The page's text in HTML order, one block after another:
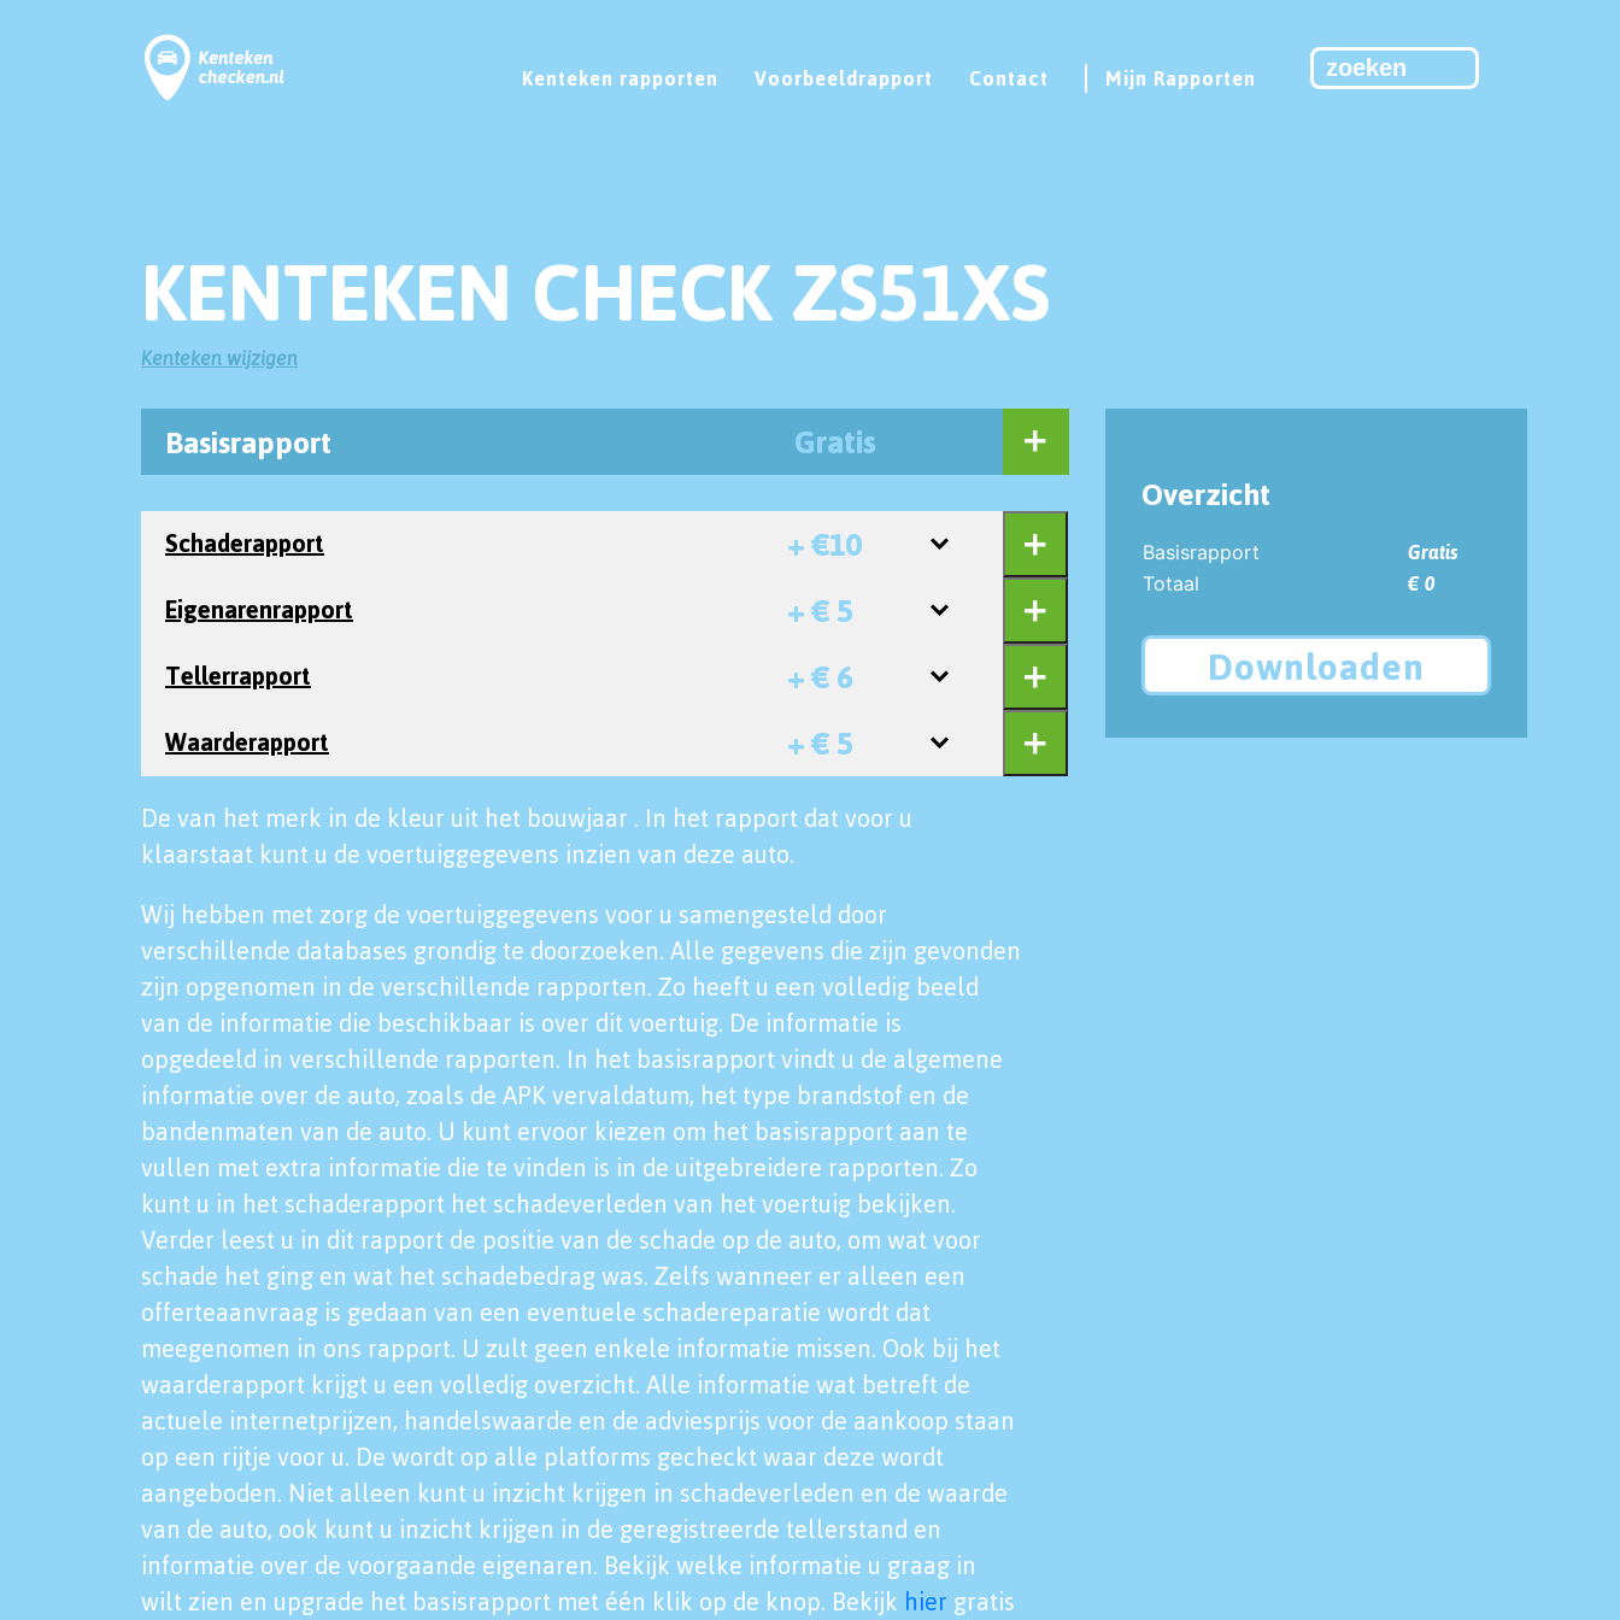
Kenteken rapporten Voorbeeldrapport Contact Mijn Rapporten
KENTEKEN CHECK ZS51XS
Kenteken wijzigen
Basisrapport Gratis
Schaderapport + €10
Eigenarenrapport + € 5
Tellerrapport + € 6
Waarderapport + € 5
De van het merk in de kleur uit het bouwjaar . In het rapport dat voor u
klaarstaat kunt u de voertuiggegevens inzien van deze auto.
Wij hebben met zorg de voertuiggegevens voor u samengesteld door
verschillende databases grondig te doorzoeken. Alle gegevens die zijn gevonden
zijn opgenomen in de verschillende rapporten. Zo heeft u een volledig beeld
van de informatie die beschikbaar is over dit voertuig. De informatie is
opgedeeld in verschillende rapporten. In het basisrapport vindt u de algemene
informatie over de auto, zoals de APK vervaldatum, het type brandstof en de
bandenmaten van de auto. U kunt ervoor kiezen om het basisrapport aan te
vullen met extra informatie die te vinden is in de uitgebreidere rapporten. Zo
kunt u in het schaderapport het schadeverleden van het voertuig bekijken.
Verder leest u in dit rapport de positie van de schade op de auto, om wat voor
schade het ging en wat het schadebedrag was. Zelfs wanneer er alleen een
offerteaanvraag is gedaan van een eventuele schadereparatie wordt dat
meegenomen in ons rapport. U zult geen enkele informatie missen. Ook bij het
waarderapport krijgt u een volledig overzicht. Alle informatie wat betreft de
actuele internetprijzen, handelswaarde en de adviesprijs voor de aankoop staan
op een rijtje voor u. De wordt op alle platforms gecheckt waar deze wordt
aangeboden. Niet alleen kunt u inzicht krijgen in schadeverleden en de waarde
van de auto, ook kunt u inzicht krijgen in de geregistreerde tellerstand en
informatie over de voorgaande eigenaren. Bekijk welke informatie u graag in
wilt zien en upgrade het basisrapport met één klik op de knop. Bekijk hier gratis
Overzicht
Basisrapport
Gratis
Totaal
€ 0
Downloaden